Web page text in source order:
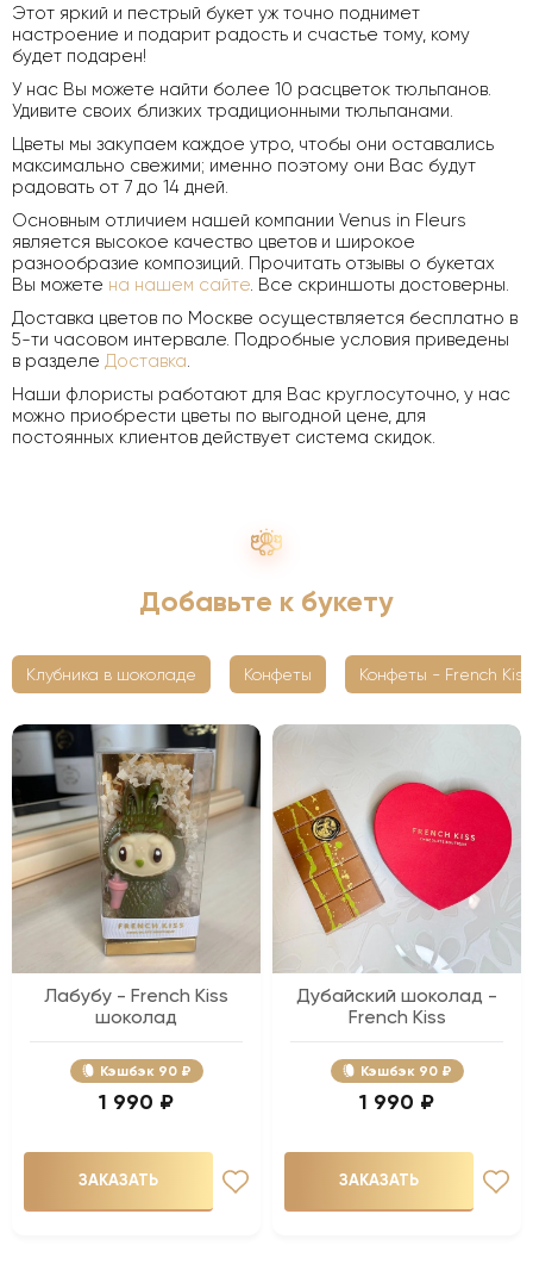
Этот яркий и пестрый букет уж точно поднимет
настроение и подарит радость и счастье тому, кому
будет подарен!
У нас Вы можете найти более 10 расцветок тюльпанов.
Удивите своих близких традиционными тюльпанами.
Цветы мы закупаем каждое утро, чтобы они оставались
максимально свежими; именно поэтому они Вас будут
радовать от 7 до 14 дней.
Основным отличием нашей компании Venus in Fleurs
является высокое качество цветов и широкое
разнообразие композиций. Прочитать отзывы о букетах
Вы можете на нашем сайте. Все скриншоты достоверны.
Доставка цветов по Москве осуществляется бесплатно в
5-ти часовом интервале. Подробные условия приведены
в разделе Доставка.
Наши флористы работают для Вас круглосуточно, у нас
можно приобрести цветы по выгодной цене, для
постоянных клиентов действует система скидок.
Добавьте к букету
Клубника в шоколаде Конфеты Конфеты - French Kiss
Лабубу - French Kiss
шоколад
Кэшбэк 90 ₽
1 990 ₽
ЗАКАЗАТЬ
Дубайский шоколад -
French Kiss
Кэшбэк 90 ₽
1 990 ₽
ЗАКАЗАТЬ